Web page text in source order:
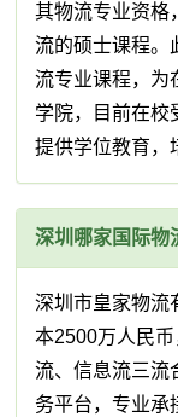
其物流专业资格
流的硕士课程。
流专业课程，为
学院，目前在校
提供学位教育，
深圳哪家国际物
深圳市皇家物流
本2500万人民
流、信息流三流
务平台，专业承